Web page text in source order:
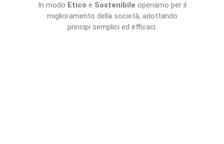
In modo Etico e Sostenibile operiamo per il
miglioramento della società, adottando
principi semplici ed efficaci.